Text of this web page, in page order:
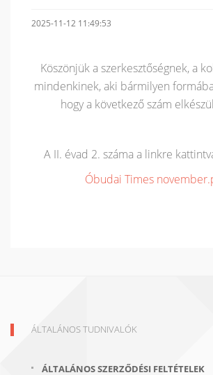
2025-11-12 11:49:53
Köszönjük a szerkesztőségnek, a
mindenkinek, aki bármilyen
hogy a következő szám
A II. évad 2. száma a linkre
Óbudai Times
ÁLTALÁNOS TUDNIVALÓK
ÁLTALÁNOS SZERZŐDÉSI FELTÉTELEK